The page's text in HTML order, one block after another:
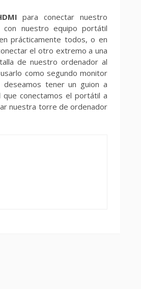
para conectar nuestro
nuestro equipo portátil
prácticamente todos, o en
el otro extremo a una
de nuestro ordenador al
como segundo monitor
tener un guion a
que conectamos el portátil a
nuestra torre de ordenador